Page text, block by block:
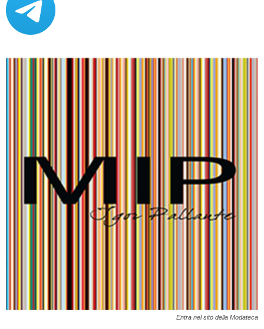
Entra nel sito della Modateca